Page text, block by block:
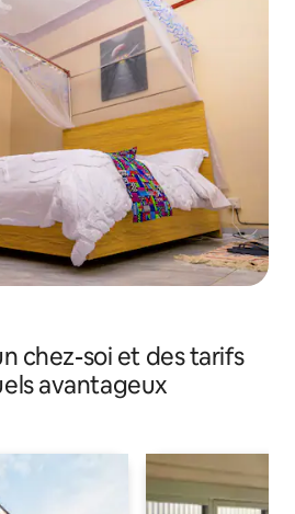
chez-soi et des tarifs
avantageux